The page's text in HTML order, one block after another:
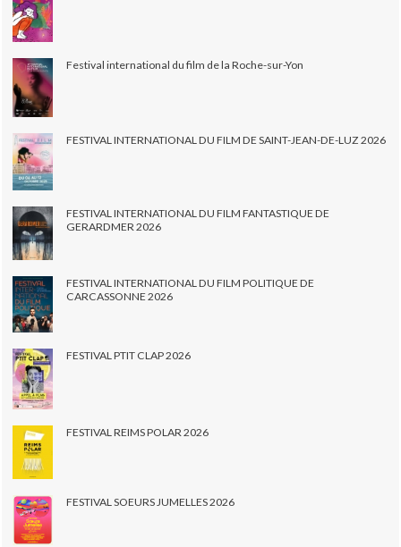
Festival international du film de la Roche-sur-Yon
FESTIVAL INTERNATIONAL DU FILM DE SAINT-JEAN-DE-LUZ 2026
FESTIVAL INTERNATIONAL DU FILM FANTASTIQUE DE
GERARDMER 2026
FESTIVAL INTERNATIONAL DU FILM POLITIQUE DE
CARCASSONNE 2026
FESTIVAL PTIT CLAP 2026
FESTIVAL REIMS POLAR 2026
FESTIVAL SOEURS JUMELLES 2026